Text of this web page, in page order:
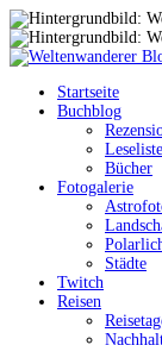
Startseite
Buchblog
Bücher
Fotogalerie
Städte
Twitch
Reisen